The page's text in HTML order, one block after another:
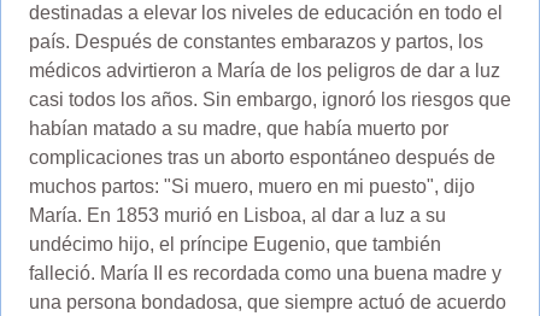
destinadas a elevar los niveles de educación en todo el
país. Después de constantes embarazos y partos, los
médicos advirtieron a María de los peligros de dar a luz
casi todos los años. Sin embargo, ignoró los riesgos que
habían matado a su madre, que había muerto por
complicaciones tras un aborto espontáneo después de
muchos partos: "Si muero, muero en mi puesto", dijo
María. En 1853 murió en Lisboa, al dar a luz a su
undécimo hijo, el príncipe Eugenio, que también
falleció. María II es recordada como una buena madre y
una persona bondadosa, que siempre actuó de acuerdo